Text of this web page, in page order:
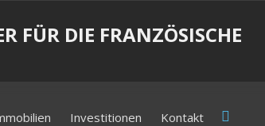
FÜR DIE FRANZÖSISCHE
Investitionen Kontakt